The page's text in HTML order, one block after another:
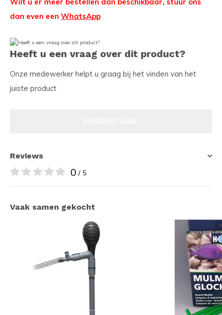
dan even een WhatsApp
Heeft u een vraag over dit product?
Onze medewerker helpt u graag bij het vinden van het
juiste product
Reviews
0 / 5
Vaak samen gekocht